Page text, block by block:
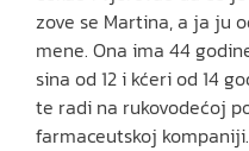
zove se Martina, a ja ju
mene. Ona ima 44
sina od 12 i kćeri od 14
te radi na rukovodećoj
farmaceutskoj kompaniji.